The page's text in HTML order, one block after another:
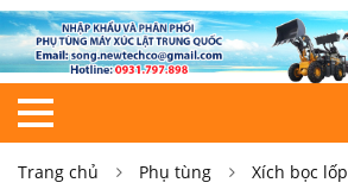
Trang chủ Phụ tùng Xích bọc lốp